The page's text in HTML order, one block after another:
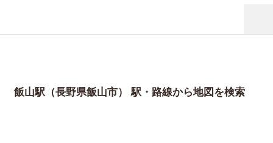
飯山駅（長野県飯山市） 駅・路線から地図を検索